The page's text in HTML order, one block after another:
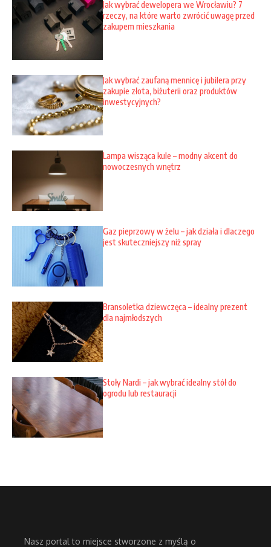
Jak wybrać dewelopera we Wrocławiu? 7
rzeczy, na które warto zwrócić uwagę przed
zakupem mieszkania
Jak wybrać zaufaną mennicę i jubilera przy
zakupie złota, biżuterii oraz produktów
inwestycyjnych?
Lampa wisząca kule – modny akcent do
nowoczesnych wnętrz
Gaz pieprzowy w żelu – jak działa i dlaczego
jest skuteczniejszy niż spray
Bransoletka dziewczęca – idealny prezent
dla najmłodszych
Stoły Nardi – jak wybrać idealny stół do
ogrodu lub restauracji
Nasz portal to miejsce stworzone z myślą o